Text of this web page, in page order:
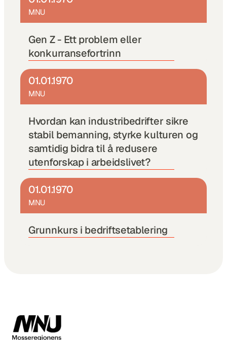
MNU
Gen Z - Ett problem eller
konkurransefortrinn
01.01.1970
MNU
Hvordan kan industribedrifter sikre
stabil bemanning, styrke kulturen og
samtidig bidra til å redusere
utenforskap i arbeidslivet?
01.01.1970
MNU
Grunnkurs i bedriftsetablering